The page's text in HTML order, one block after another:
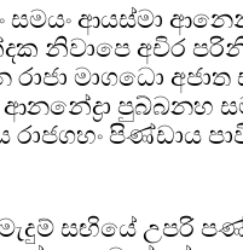
සමයං ආයස්මා
නිවාපෙ අචිර
මාගධො අජාත
ආනනේද්‍රා පුබ්බනහ
රාජගහං පිණ්ඩාය
මැදුම් සඟියේ උපරි